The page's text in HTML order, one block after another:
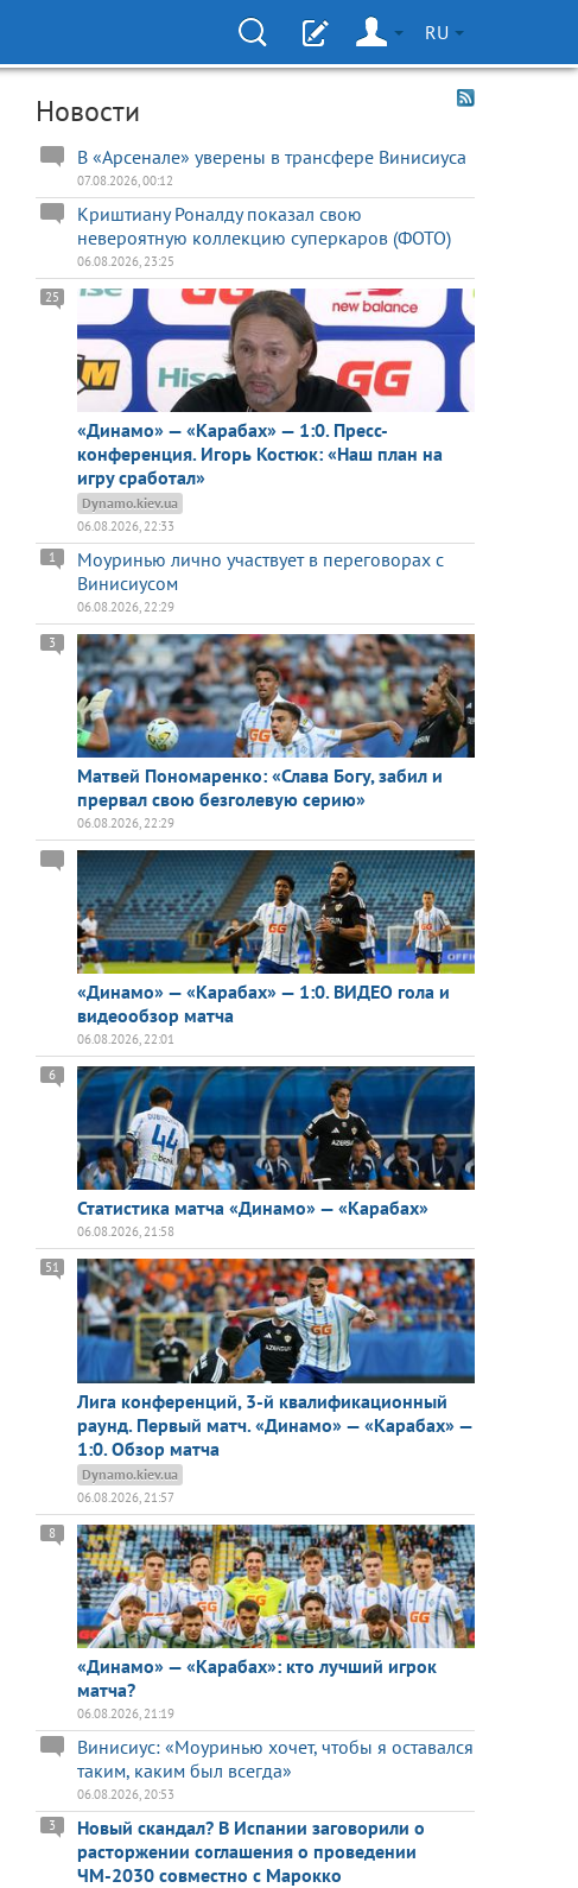
RU
Новости
В «Арсенале» уверены в трансфере Винисиуса
07.08.2026, 00:12
Криштиану Роналду показал свою
невероятную коллекцию суперкаров (ФОТО)
06.08.2026, 23:25
«Динамо» — «Карабах» — 1:0. Пресс-
конференция. Игорь Костюк: «Наш план на
игру сработал»
25
Dynamo.kiev.ua
06.08.2026, 22:33
Моуринью лично участвует в переговорах с
Винисиусом
1
06.08.2026, 22:29
Матвей Пономаренко: «Слава Богу, забил и
прервал свою безголевую серию»
3
06.08.2026, 22:29
«Динамо» — «Карабах» — 1:0. ВИДЕО гола и
видеообзор матча
06.08.2026, 22:01
Статистика матча «Динамо» — «Карабах»
6
06.08.2026, 21:58
Лига конференций, 3-й квалификационный
раунд. Первый матч. «Динамо» — «Карабах» —
1:0. Обзор матча
51
Dynamo.kiev.ua
06.08.2026, 21:57
«Динамо» — «Карабах»: кто лучший игрок
матча?
8
06.08.2026, 21:19
Винисиус: «Моуринью хочет, чтобы я оставался
таким, каким был всегда»
06.08.2026, 20:53
Новый скандал? В Испании заговорили о
расторжении соглашения о проведении
ЧМ-2030 совместно с Марокко
3